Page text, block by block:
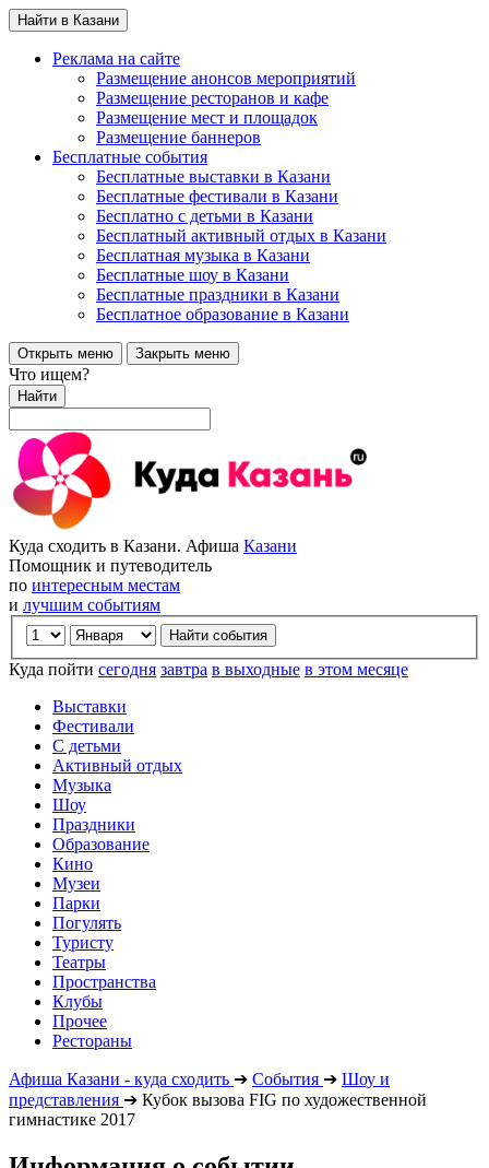
Найти в Казани
Реклама на сайте
Размещение анонсов мероприятий
Размещение ресторанов и кафе
Размещение мест и площадок
Размещение баннеров
Бесплатные события
Бесплатные выставки в Казани
Бесплатные фестивали в Казани
Бесплатно с детьми в Казани
Бесплатный активный отдых в Казани
Бесплатная музыка в Казани
Бесплатные шоу в Казани
Бесплатные праздники в Казани
Бесплатное образование в Казани
Открыть меню Закрыть меню
Что ищем?
Найти
Куда сходить в Казани. Афиша Казани
Помощник и путеводитель
по интересным местам
и лучшим событиям
Куда пойти сегодня завтра в выходные в этом месяце
Выставки
Фестивали
С детьми
Активный отдых
Музыка
Шоу
Праздники
Образование
Кино
Музеи
Парки
Погулять
Туристу
Театры
Пространства
Клубы
Прочее
Рестораны
Афиша Казани - куда сходить ➔ События ➔ Шоу и
представления ➔ Кубок вызова FIG по художественной
гимнастике 2017